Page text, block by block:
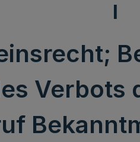
I
Verbots